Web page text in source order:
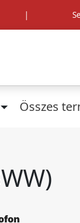
|
Összes